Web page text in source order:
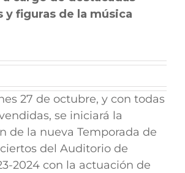
y figuras de la música
27 de octubre, y con todas
se iniciará la
de la nueva Temporada de
del Auditorio de
2024 con la actuación de